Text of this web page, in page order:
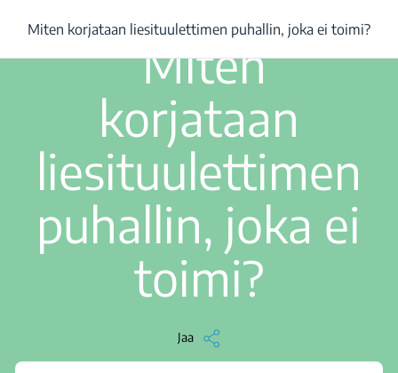
Miten korjataan liesituulettimen puhallin, joka ei toimi?
1 min lukuaika
Miten
korjataan
liesituulettimen
puhallin, joka ei
toimi?
Jaa
Miten korjataan liesituulettimen puhallin, joka ei toimi?